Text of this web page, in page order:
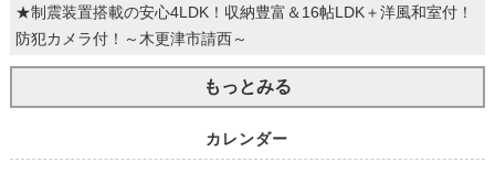
★制震装置搭載の安心4LDK！収納豊富＆16帖LDK＋洋風和室付！
防犯カメラ付！～木更津市請西～
もっとみる
カレンダー